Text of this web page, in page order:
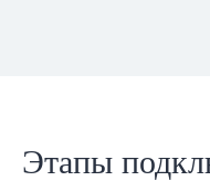
Этапы